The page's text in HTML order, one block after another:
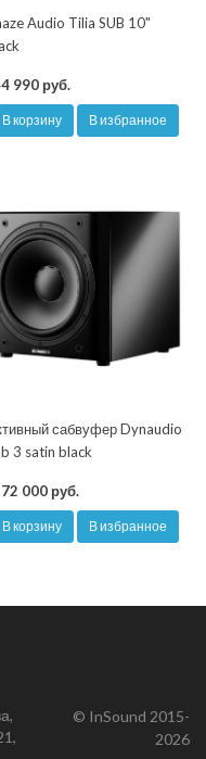
Audio Tilia SUB 10"
990 руб.
В корзину В избранное
сабвуфер Dynaudio
3 satin black
000 руб.
В корзину В избранное
© InSound 2015-
2026